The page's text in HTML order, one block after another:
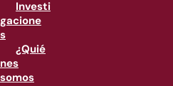
Investi
gacione
s
¿Quié
nes
somos